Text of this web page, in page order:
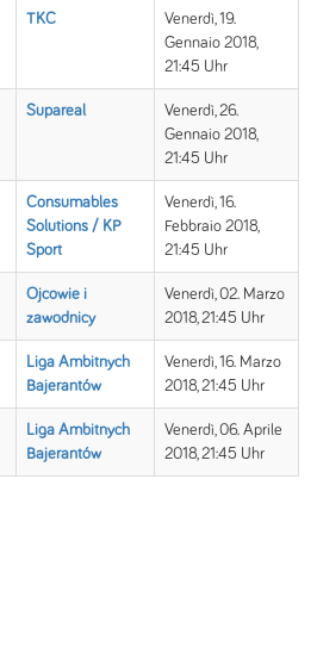
TKC
Venerdì, 19.
Gennaio 2018,
21:45 Uhr
Supareal
Venerdì, 26.
Gennaio 2018,
21:45 Uhr
Consumables
Solutions / KP
Sport
Venerdì, 16.
Febbraio 2018,
21:45 Uhr
Ojcowie i
zawodnicy
Venerdì, 02. Marzo
2018, 21:45 Uhr
Liga Ambitnych
Bajerantów
Venerdì, 16. Marzo
2018, 21:45 Uhr
Liga Ambitnych
Bajerantów
Venerdì, 06. Aprile
2018, 21:45 Uhr